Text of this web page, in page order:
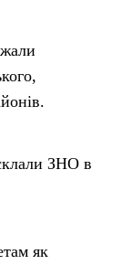
ЗНО в
як